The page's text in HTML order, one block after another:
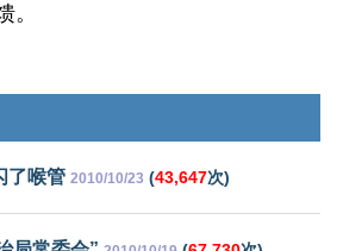
。
了喉管 2010/10/23 (43,647次)